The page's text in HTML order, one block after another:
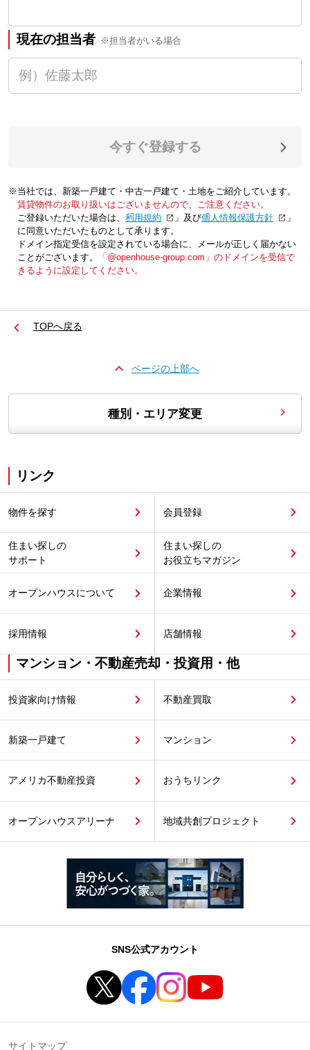
現在の担当者 ※担当者がいる場合
今すぐ登録する
※当社では、新築一戸建て・中古一戸建て・土地をご紹介しています。
賃貸物件のお取り扱いはございませんので、ご注意ください。
ご登録いただいた場合は、「利用規約 」及び「個人情報保護方針
」
に同意いただいたものとして承ります。
ドメイン指定受信を設定されている場合に、メールが正しく届かない
ことがございます。
「@openhouse-group.com」のドメインを受信で
きるように設定してください。
TOPへ戻る
ページの上部へ
種別・エリア変更
リンク
物件を探す 会員登録
住まい探しの
サポート
住まい探しの
お役立ちマガジン
オープンハウスについて 企業情報
採用情報 店舗情報
マンション・不動産売却・投資用・他
投資家向け情報 不動産買取
新築一戸建て マンション
アメリカ不動産投資 おうちリンク
オープンハウスアリーナ 地域共創プロジェクト
SNS公式アカウント
サイトマップ